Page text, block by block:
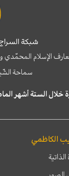
شبكة
الإسلام
سماحة
الكاظمي